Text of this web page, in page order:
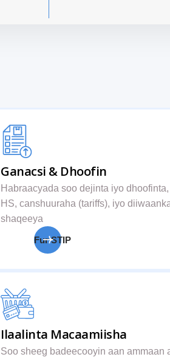
Ganacsi & Dhoofin
Habraacyada soo dejinta iyo
HS, canshuuraha (tariffs), iyo
shaqeeya
Fur STIP
Ilaalinta Macaamiisha
Soo sheeg badeecooyin aan ammaan